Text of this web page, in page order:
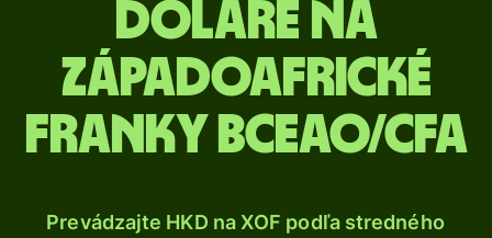
doláre na
západoafrické
franky BCEAO/CFA
Prevádzajte HKD na XOF podľa stredného